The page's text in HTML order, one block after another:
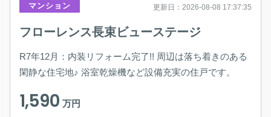
マンション 更新日：2026-08-08 17:37:35
フローレンス長束ビューステージ
R7年12月：内装リフォーム完了!! 周辺は落ち着きのある
閑静な住宅地♪ 浴室乾燥機など設備充実の住戸です。
1,590万円